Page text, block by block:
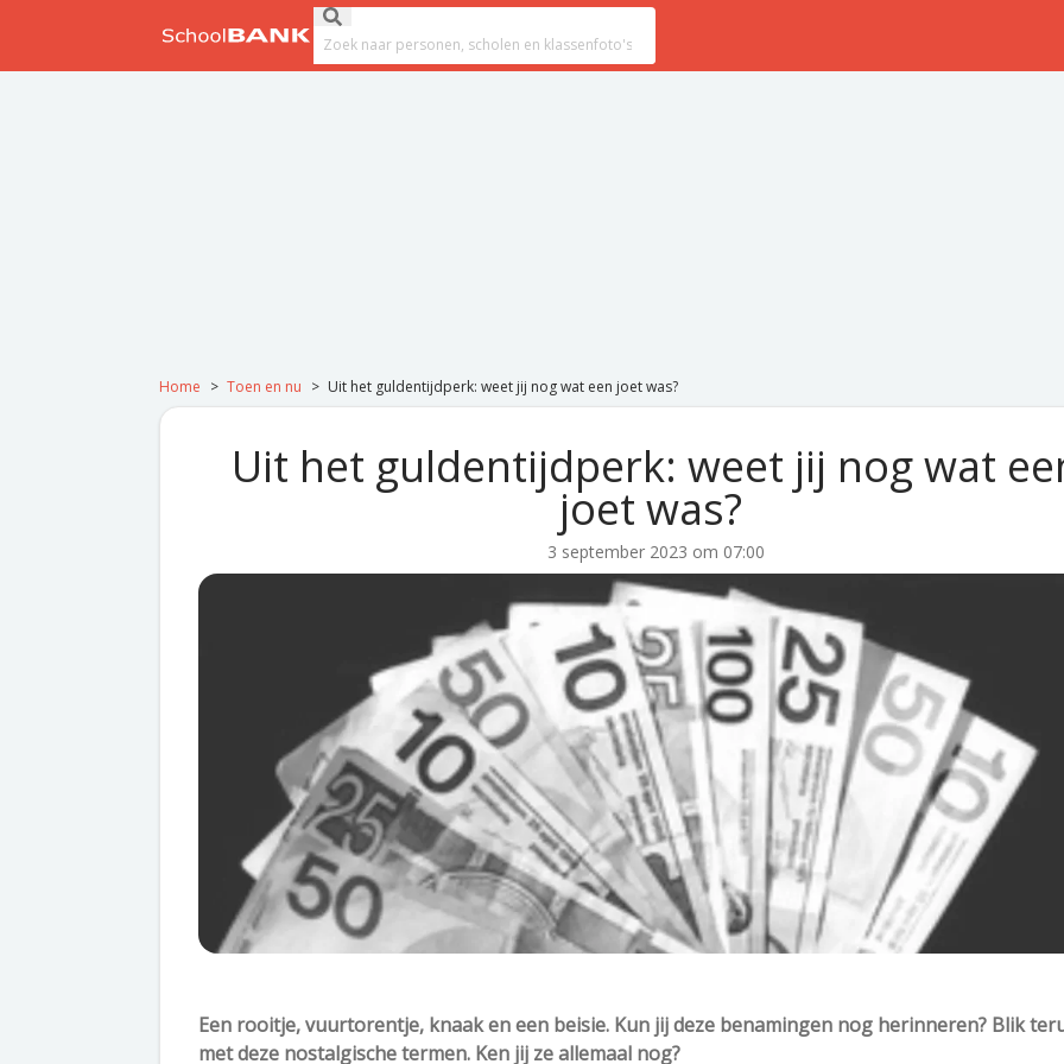
Submit search
Search field
Home > Toen en nu > Uit het guldentijdperk: weet jij nog wat een joet was?
Uit het guldentijdperk: weet jij nog wat
joet was?
3 september 2023 om 07:00
Een rooitje, vuurtorentje, knaak en een beisie. Kun jij deze benamingen nog herinneren? Blik
met deze nostalgische termen. Ken jij ze allemaal nog?